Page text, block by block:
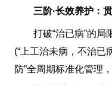
三阶·长效养护：
打破“治已病”的局限
(“上工治未病，不治已
防”全周期标准化管理